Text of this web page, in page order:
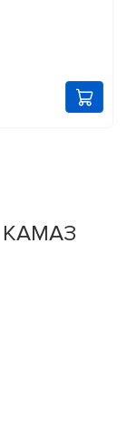
КАМАЗ